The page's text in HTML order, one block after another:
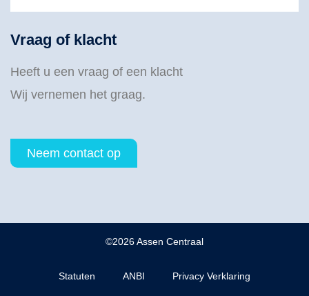
Vraag of klacht
Heeft u een vraag of een klacht
Wij vernemen het graag.
Neem contact op
©2026 Assen Centraal
Statuten ANBI Privacy Verklaring